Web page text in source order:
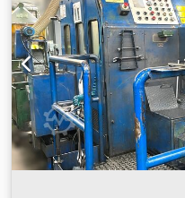
de malla): 2500 mm,
mm Longitud de la malla:
Transformadores: 8 x 160
línea de instalación: 24
cables de las líneas: 4 a
transversales: 4 a 10 mm
100, 150, 200 y 300 mm
mín. 30 mm,
máxima del alambre
mm Ancho máximo de